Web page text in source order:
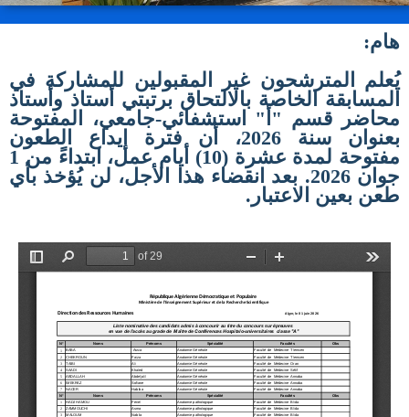
هام:
يُعلم المترشحون غير المقبولين للمشاركة في
المسابقة الخاصة بالالتحاق برتبتي أستاذ وأستاذ
محاضر قسم "أ" استشفائي-جامعي، المفتوحة
بعنوان سنة 2026، أن فترة إيداع الطعون
مفتوحة لمدة عشرة (10) أيام عمل، ابتداءً من 1
جوان 2026. بعد انقضاء هذا الأجل، لن يُؤخذ بأي
طعن بعين الاعتبار.